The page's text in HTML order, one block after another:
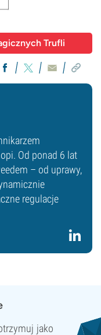
Trufli
Od ponad 6 lat
– od uprawy,
regulacje
jako